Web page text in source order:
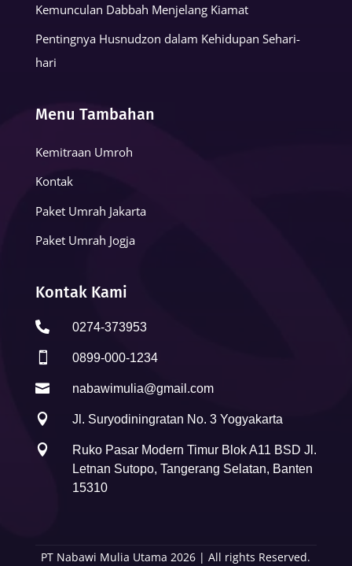
Kemunculan Dabbah Menjelang Kiamat
Pentingnya Husnudzon dalam Kehidupan Sehari-
hari
Menu Tambahan
Kemitraan Umroh
Kontak
Paket Umrah Jakarta
Paket Umrah Jogja
Kontak Kami
 0274-373953
 0899-000-1234
 nabawimulia@gmail.com
 Jl. Suryodiningratan No. 3 Yogyakarta

Ruko Pasar Modern Timur Blok A11 BSD Jl.
Letnan Sutopo, Tangerang Selatan, Banten
15310
PT Nabawi Mulia Utama 2026 | All rights Reserved.